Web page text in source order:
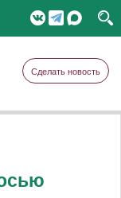
Сделать новость